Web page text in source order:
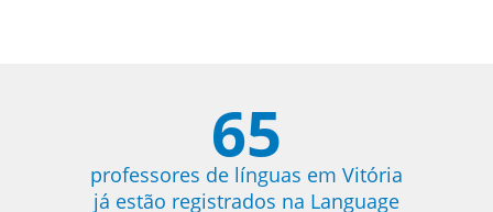
65
professores de línguas em Vitória
já estão registrados na Language